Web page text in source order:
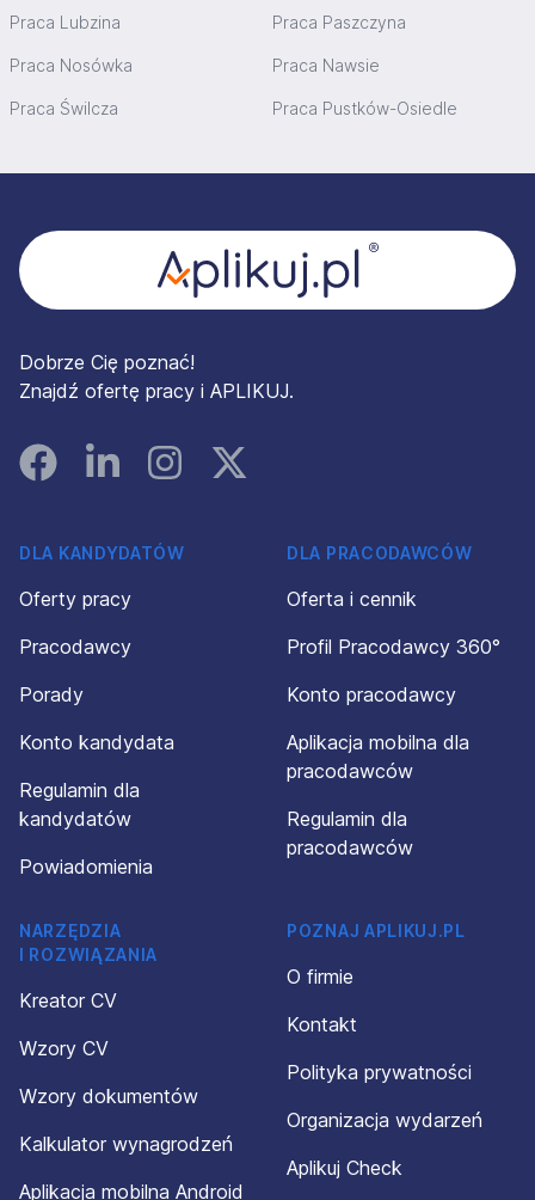
Praca Lubzina Praca Paszczyna
Praca Nosówka Praca Nawsie
Praca Świlcza Praca Pustków-Osiedle
Dobrze Cię poznać!
Znajdź ofertę pracy i APLIKUJ.
FacebookLinked InInstagramInstagram
DLA KANDYDATÓW
Oferty pracy
Pracodawcy
Porady
Konto kandydata
Regulamin dla
kandydatów
Powiadomienia
DLA PRACODAWCÓW
Oferta i cennik
Profil Pracodawcy 360°
Konto pracodawcy
Aplikacja mobilna dla
pracodawców
Regulamin dla
pracodawców
NARZĘDZIA
I ROZWIĄZANIA
Kreator CV
Wzory CV
Wzory dokumentów
Kalkulator wynagrodzeń
Aplikacja mobilna Android
POZNAJ APLIKUJ.PL
O firmie
Kontakt
Polityka prywatności
Organizacja wydarzeń
Aplikuj Check